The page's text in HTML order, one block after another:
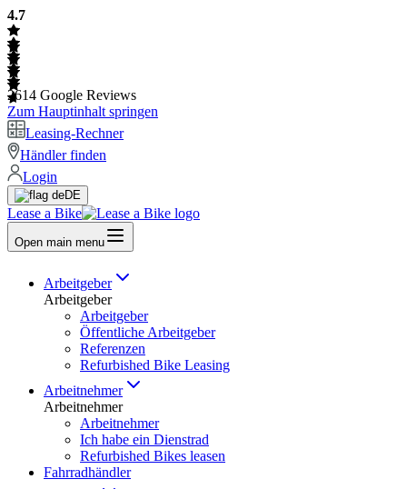
4.7
2614 Google Reviews
Zum Hauptinhalt springen
Leasing-Rechner
Händler finden
Login
DE
Lease a Bike
Open main menu
Arbeitgeber
Arbeitgeber
Arbeitgeber
Öffentliche Arbeitgeber
Referenzen
Refurbished Bike Leasing
Arbeitnehmer
Arbeitnehmer
Arbeitnehmer
Ich habe ein Dienstrad
Refurbished Bikes leasen
Fahrradhändler